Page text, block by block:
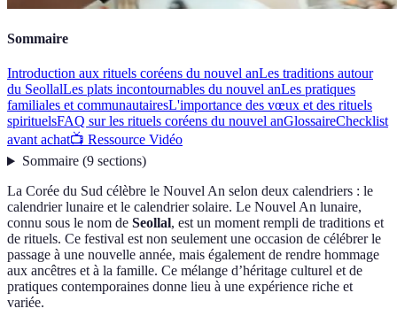
Sommaire
Introduction aux rituels coréens du nouvel anLes traditions autour
du SeollalLes plats incontournables du nouvel anLes pratiques
familiales et communautairesL'importance des vœux et des rituels
spirituelsFAQ sur les rituels coréens du nouvel anGlossaireChecklist
avant achat📺 Ressource Vidéo
Sommaire(9 sections)
La Corée du Sud célèbre le Nouvel An selon deux calendriers : le
calendrier lunaire et le calendrier solaire. Le Nouvel An lunaire,
connu sous le nom de Seollal, est un moment rempli de traditions et
de rituels. Ce festival est non seulement une occasion de célébrer le
passage à une nouvelle année, mais également de rendre hommage
aux ancêtres et à la famille. Ce mélange d’héritage culturel et de
pratiques contemporaines donne lieu à une expérience riche et
variée.